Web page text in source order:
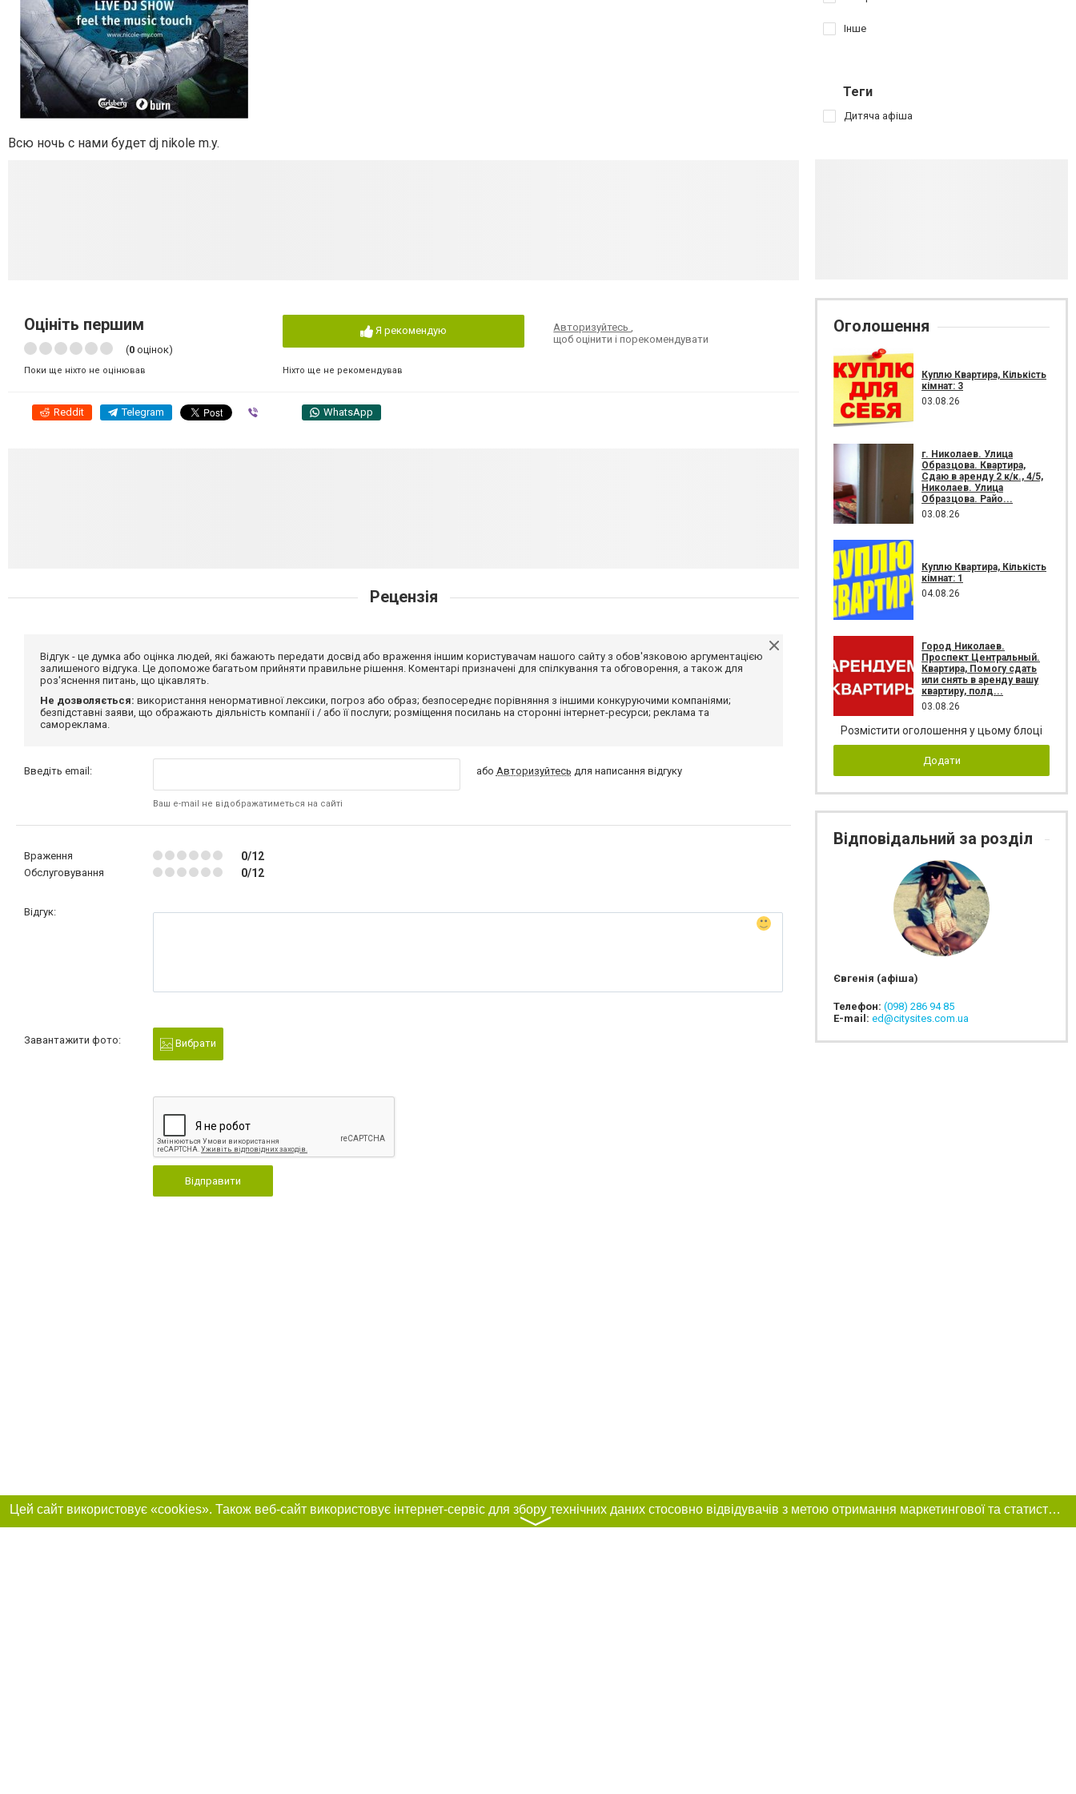
Всю ночь с нами будет dj nikole m.y.
Оцініть першим
(0 оцінок)
Поки ще ніхто не оцінював
Я рекомендую
Ніхто ще не рекомендував
Авторизуйтесь,
щоб оцінити і порекомендувати
Reddit Telegram WhatsApp
Рецензія
Відгук - це думка або оцінка людей, які бажають передати досвід або враження іншим користувачам нашого сайту з обов'язковою аргументацією
залишеного відгука. Це допоможе багатьом прийняти правильне рішення. Коментарі призначені для спілкування та обговорення, а також для
роз'яснення питань, що цікавлять.
Не дозволяється: використання ненормативної лексики, погроз або образ; безпосереднє порівняння з іншими конкуруючими компаніями;
безпідставні заяви, що ображають діяльність компанії і / або її послуги; розміщення посилань на сторонні інтернет-ресурси; реклама та
самореклама.
Введіть email:
Ваш e-mail не відображатиметься на сайті
або Авторизуйтесь для написання відгуку
Враження 0/12
Обслуговування 0/12
Відгук:
Завантажити фото: Вибрати
Відправити
Інше
Теги
Дитяча афіша
Оголошення
Куплю Квартира, Кількість
кімнат: 3
03.08.26
г. Николаев. Улица
Образцова. Квартира,
Сдаю в аренду 2 к/к., 4/5,
Николаев. Улица
Образцова. Райо...
03.08.26
Куплю Квартира, Кількість
кімнат: 1
04.08.26
Город Николаев.
Проспект Центральный.
Квартира, Помогу сдать
или снять в аренду вашу
квартиру, полд...
03.08.26
Розмістити оголошення у цьому блоці
Додати
Відповідальний за розділ
Євгенія (афіша)
Телефон: (098) 286 94 85
E-mail: ed@citysites.com.ua
Цей сайт використовує «cookies». Також веб-сайт використовує інтернет-сервіс для збору технічних даних стосовно відвідувачів з метою отримання маркетингової та статистичної інформації. Умови обробки даних відвідувачів сайту див.
〉